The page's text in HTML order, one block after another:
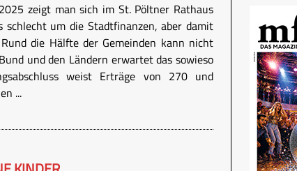
zeigt man sich im St. Pöltner Rathaus
um die Stadtfinanzen, aber damit
die Hälfte der Gemeinden kann nicht
und den Ländern erwartet das sowieso
weist Erträge von 270 und
...